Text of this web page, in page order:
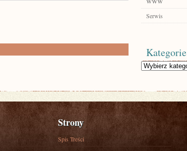
Serwis
Kategorie
Kategorie
Strony
Spis Treści